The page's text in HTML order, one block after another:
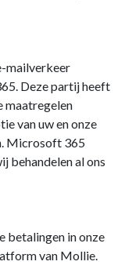
mailverkeer
Deze partij heeft
maatregelen
van uw en onze
Microsoft 365
behandelen al ons
betalingen in onze
van Mollie.